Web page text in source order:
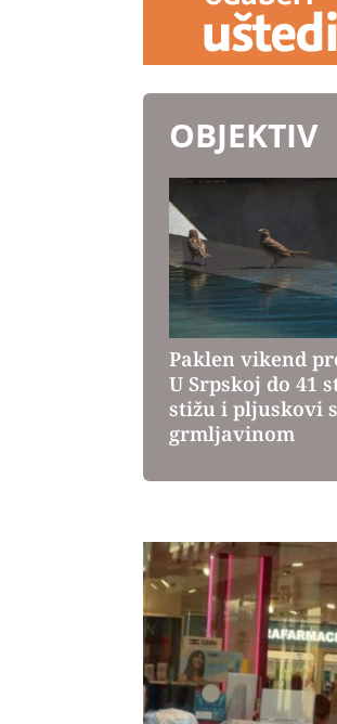
OBJEKTIV
Paklen vikend
U Srpskoj do 41
stižu i pljuskovi
grmljavinom